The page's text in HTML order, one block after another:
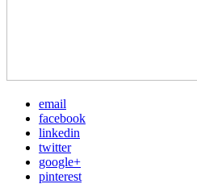
email
facebook
linkedin
twitter
google+
pinterest